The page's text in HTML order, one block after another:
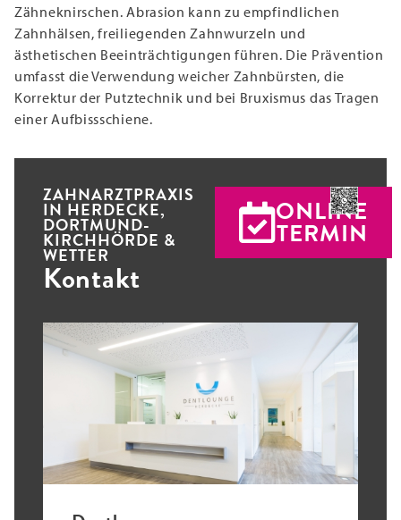
Zähneknirschen. Abrasion kann zu empfindlichen
Zahnhälsen, freiliegenden Zahnwurzeln und
ästhetischen Beeinträchtigungen führen. Die Prävention
umfasst die Verwendung weicher Zahnbürsten, die
Korrektur der Putztechnik und bei Bruxismus das Tragen
einer Aufbissschiene.
ZAHNARZTPRAXIS
IN HERDECKE,
DORTMUND-
KIRCHHÖRDE &
WETTER
Kontakt
ONLINE
TERMIN